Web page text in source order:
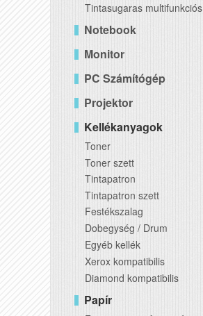
Tintasugaras multifunkciós
Notebook
Monitor
PC Számítógép
Projektor
Kellékanyagok
Toner
Toner szett
Tintapatron
Tintapatron szett
Festékszalag
Dobegység / Drum
Egyéb kellék
Xerox kompatibilis
Diamond kompatibilis
Papír